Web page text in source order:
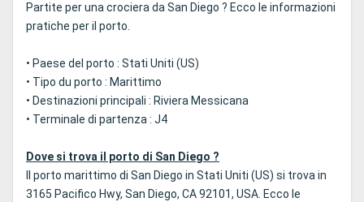
Partite per una crociera da San Diego ? Ecco le informazioni
pratiche per il porto.
• Paese del porto : Stati Uniti (US)
• Tipo du porto : Marittimo
• Destinazioni principali : Riviera Messicana
• Terminale di partenza : J4
Dove si trova il porto di San Diego ?
Il porto marittimo di San Diego in Stati Uniti (US) si trova in
3165 Pacifico Hwy, San Diego, CA 92101, USA. Ecco le